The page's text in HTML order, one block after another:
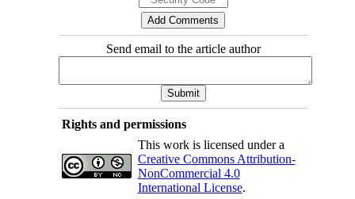
Send email to the article author
Rights and permissions
This work is licensed under a
Creative Commons Attribution-
NonCommercial 4.0
International License.